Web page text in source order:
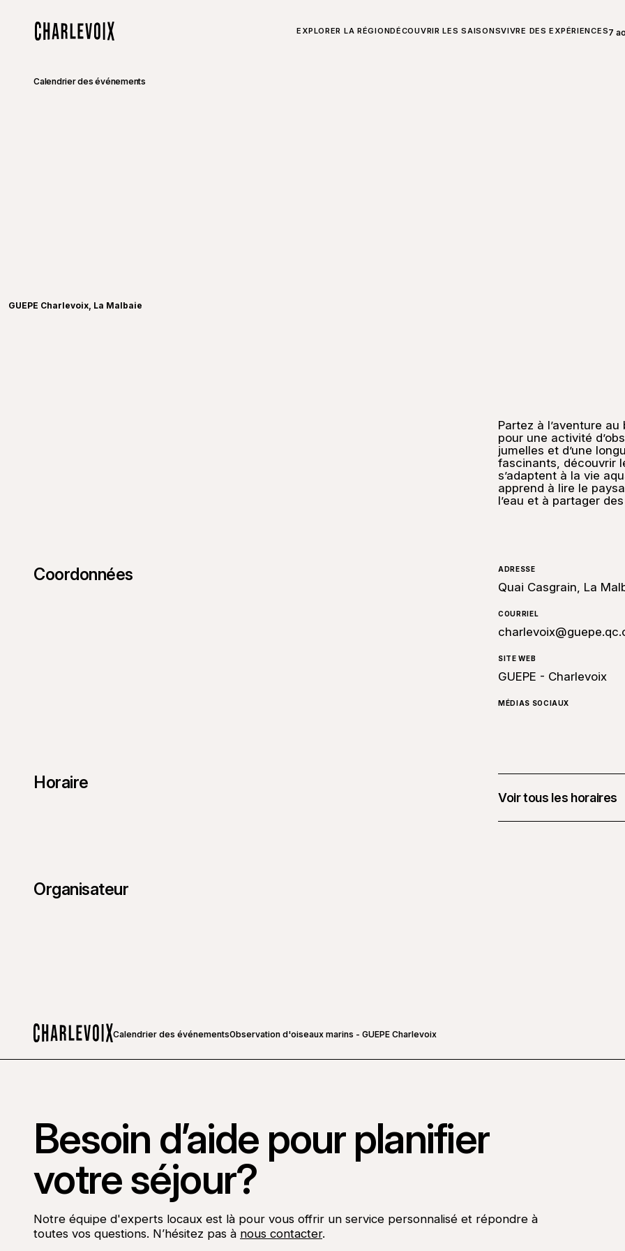
EXPLORER LA RÉGIONDÉCOUVRIR LES SAISONSVIVRE DES EXPÉRIENCES
TOUT SUR CHARLEVOIX 7
Calendrier des événements
GUEPE Charlevoix, La Malbaie
Partez à l’aventure
pour une activité
jumelles et d’une
fascinants, découvrir
s’adaptent à la vie
apprend à lire le
l’eau et à partager
Coordonnées ADRESSE
Quai Casgrain, La
COURRIEL
SITE WEB
GUEPE - Charlevoix
MÉDIAS SOCIAUX
Horaire
Voir tous les horaires
Organisateur
Calendrier des événementsObservation d'oiseaux marins - GUEPE Charlevoix
Besoin d’aide pour planifier
votre séjour?
Notre équipe d'experts locaux est là pour vous offrir un service personnalisé et répondre à
toutes vos questions. N’hésitez pas à nous contacter.